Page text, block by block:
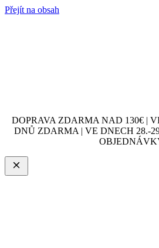
Přejít na obsah
DOPRAVA ZDARMA NAD 130€ |
DNŮ ZDARMA | VE DNECH 28.-